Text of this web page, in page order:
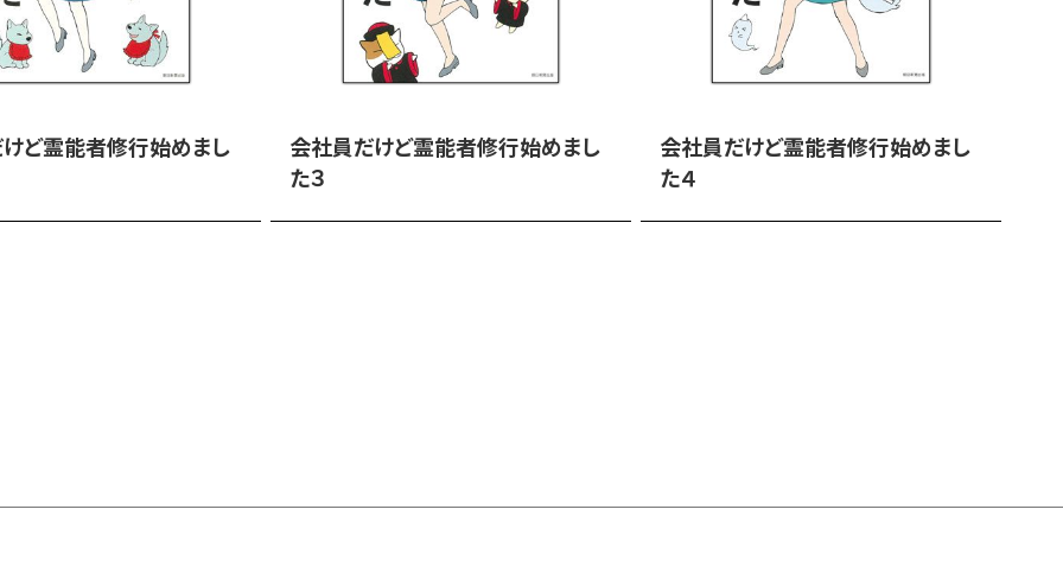
ど霊能者修行始めまし
会社員だけど霊能者修行始めまし
た３
会社員だけど霊能者修行始めまし
た４